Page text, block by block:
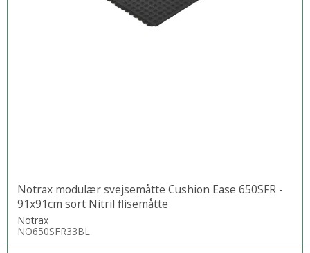
Notrax modulær svejsemåtte Cushion Ease 650SFR -
91x91cm sort Nitril flisemåtte
Notrax
NO650SFR33BL